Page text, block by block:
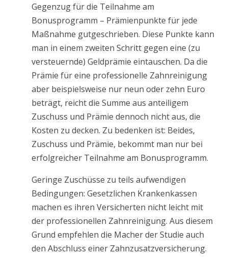
Gegenzug für die Teilnahme am
Bonusprogramm – Prämienpunkte für jede
Maßnahme gutgeschrieben. Diese Punkte kann
man in einem zweiten Schritt gegen eine (zu
versteuernde) Geldprämie eintauschen. Da die
Prämie für eine professionelle Zahnreinigung
aber beispielsweise nur neun oder zehn Euro
beträgt, reicht die Summe aus anteiligem
Zuschuss und Prämie dennoch nicht aus, die
Kosten zu decken. Zu bedenken ist: Beides,
Zuschuss und Prämie, bekommt man nur bei
erfolgreicher Teilnahme am Bonusprogramm.
Geringe Zuschüsse zu teils aufwendigen
Bedingungen: Gesetzlichen Krankenkassen
machen es ihren Versicherten nicht leicht mit
der professionellen Zahnreinigung. Aus diesem
Grund empfehlen die Macher der Studie auch
den Abschluss einer Zahnzusatzversicherung.